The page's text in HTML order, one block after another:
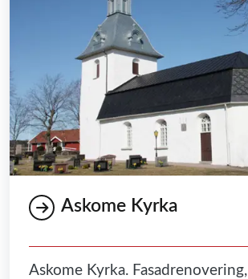
Askome Kyrka
Askome Kyrka. Fasadrenovering,